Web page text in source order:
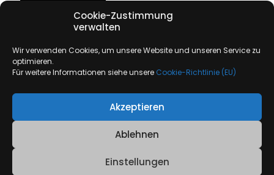
Cookie-Zustimmung
verwalten
Wir verwenden Cookies, um unsere Website und unseren Service zu
optimieren.
Für weitere Informationen siehe unsere Cookie-Richtlinie (EU)
Akzeptieren
Ablehnen
Einstellungen
© Copyright 2026 Biking is awesome |Impressum|
Datenschutzerklärung|Cookie-Richtlinie (EU)